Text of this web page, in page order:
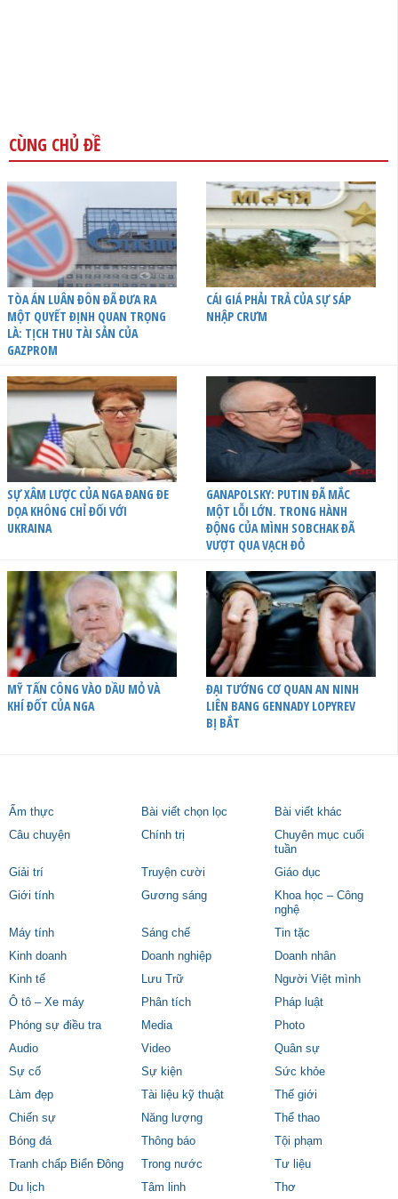
CÙNG CHỦ ĐỀ
TÒA ÁN LUÂN ĐÔN ĐÃ ĐƯA RA
MỘT QUYẾT ĐỊNH QUAN TRỌNG
LÀ: TỊCH THU TÀI SẢN CỦA
GAZPROM
CÁI GIÁ PHẢI TRẢ CỦA SỰ SÁP
NHẬP CRƯM
SỰ XÂM LƯỢC CỦA NGA ĐANG ĐE
DỌA KHÔNG CHỈ ĐỐI VỚI
UKRAINA
GANAPOLSKY: PUTIN ĐÃ MẮC
MỘT LỖI LỚN. TRONG HÀNH
ĐỘNG CỦA MÌNH SOBCHAK ĐÃ
VƯỢT QUA VẠCH ĐỎ
MỸ TẤN CÔNG VÀO DẦU MỎ VÀ
KHÍ ĐỐT CỦA NGA
ĐẠI TƯỚNG CƠ QUAN AN NINH
LIÊN BANG GENNADY LOPYREV
BỊ BẮT
Ẩm thực Bài viết chọn lọc
Bài viết khác
Câu chuyện
Chính trị
Chuyên mục cuối
tuần
Giải trí
Truyện cười
Giáo dục
Giới tính
Gương sáng
Khoa học – Công
nghệ
Máy tính
Sáng chế
Tin tặc
Kinh doanh
Doanh nghiệp
Doanh nhân
Kinh tế
Lưu Trữ
Người Việt mình
Ô tô – Xe máy
Phân tích
Pháp luật
Phóng sự điều tra
Media
Photo
Audio
Video
Quân sự
Sự cố
Sự kiện
Sức khỏe
Làm đẹp
Tài liệu kỹ thuật
Thế giới
Chiến sự
Năng lượng
Thể thao
Bóng đá
Thông báo
Tội phạm
Tranh chấp Biển Đông
Trong nước
Tư liệu
Du lịch
Tâm linh Thơ